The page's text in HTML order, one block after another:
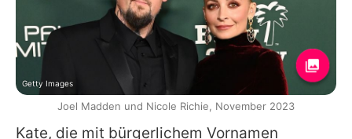
Kate, die mit bürgerlichem Vornamen
Getty Images
Joel Madden und Nicole Richie, November 2023